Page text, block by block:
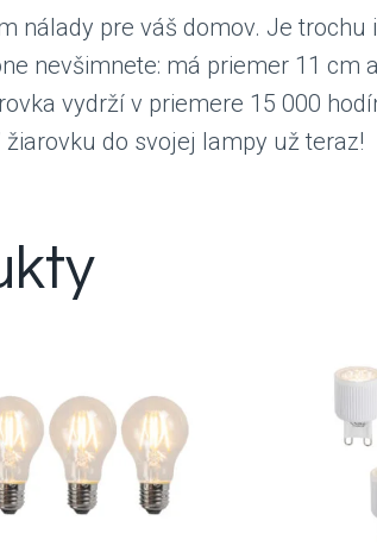
nálady pre váš domov. Je
nevšimnete: má priemer 11 cm
vydrží v priemere 15 000
do svojej lampy už teraz!